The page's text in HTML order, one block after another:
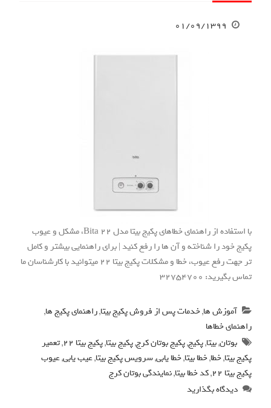
۰۱/۰۹/۱۳۹۹
با استفاده از راهنمای خطاهای پکیج بیتا مدل Bita 22، مشکل و عیوب
پکیج خود را شناخته و آن ها را رفع کنید | برای راهنمایی بیشتر و کامل
تر جهت رفع عیوب، خطا و مشکلات پکیج بیتا 22 میتوانید با کارشناسان ما
تماس بگیرید: 32754700
آموزش ها,خدمات پس از فروش پکیج بیتا,راهنمای پکیج ها,
راهنمای خطاها
بوتان,بیتا,پکیج,پکیج بوتان کرج,پکیج بیتا,پکیج بیتا 22 ,تعمیر
پکیج بیتا,خطا,خطا بیتا,خطا یابی,سرویس پکیج بیتا,عیب یابی,عیوب
پکیج بیتا 22
,کد خطا بیتا,نمایندگی بوتان کرج
دیدگاه بگذارید